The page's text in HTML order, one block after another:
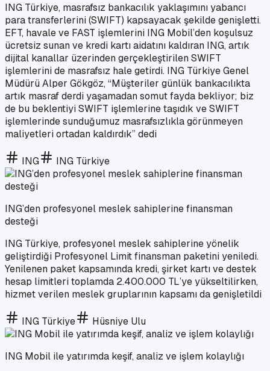
ING Türkiye, masrafsız bankacılık yaklaşımını yabancı
para transferlerini (SWIFT) kapsayacak şekilde genişletti.
EFT, havale ve FAST işlemlerini ING Mobil’den koşulsuz
ücretsiz sunan ve kredi kartı aidatını kaldıran ING, artık
dijital kanallar üzerinden gerçekleştirilen SWIFT
işlemlerini de masrafsız hale getirdi. ING Türkiye Genel
Müdürü Alper Gökgöz, “Müşteriler günlük bankacılıkta
artık masraf derdi yaşamadan somut fayda bekliyor; biz
de bu beklentiyi SWIFT işlemlerine taşıdık ve SWIFT
işlemlerinde sunduğumuz masrafsızlıkla görünmeyen
maliyetleri ortadan kaldırdık” dedi
ING ING Türkiye
ING’den profesyonel meslek sahiplerine finansman
desteği
ING Türkiye, profesyonel meslek sahiplerine yönelik
geliştirdiği Profesyonel Limit finansman paketini yeniledi.
Yenilenen paket kapsamında kredi, şirket kartı ve destek
hesap limitleri toplamda 2.400.000 TL’ye yükseltilirken,
hizmet verilen meslek gruplarının kapsamı da genişletildi
ING Türkiye Hüsniye Ulu
ING Mobil ile yatırımda keşif, analiz ve işlem kolaylığı